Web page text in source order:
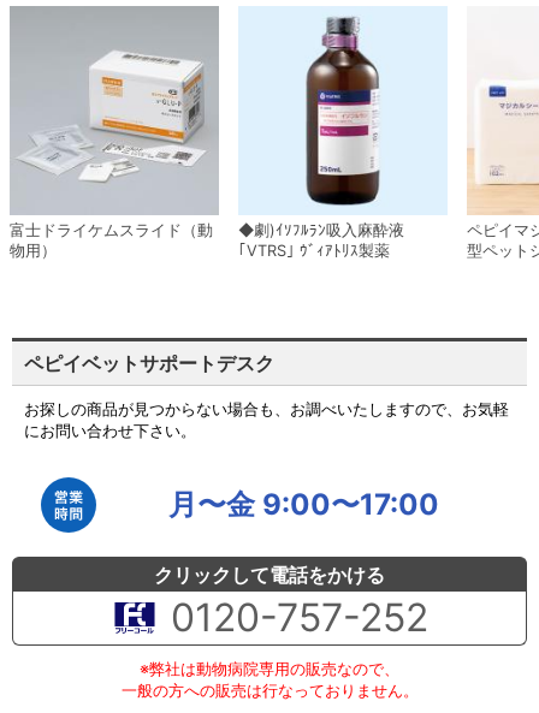
富士ドライケムスライド（動
物用）
◆劇)ｲｿﾌﾙﾗﾝ吸入麻酔液
｢VTRS｣ ｳﾞｨｱﾄﾘｽ製薬
ペピイマ
型ペット
ペピイベットサポートデスク
お探しの商品が見つからない場合も、お調べいたしますので、お気軽
にお問い合わせ下さい。
月〜金 9:00〜17:00
クリックして電話をかける
0120-757-252
※弊社は動物病院専用の販売なので、
一般の方への販売は行なっておりません。